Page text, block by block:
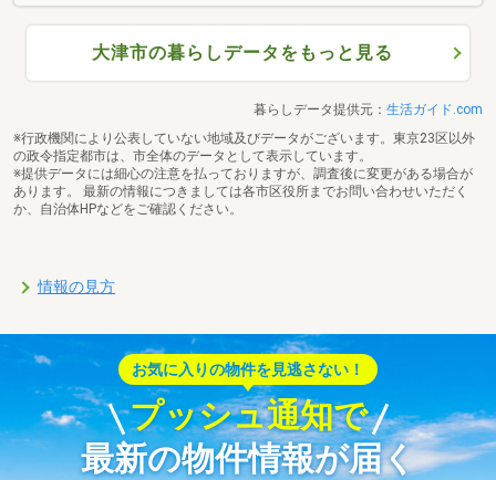
大津市の暮らしデータをもっと見る
暮らしデータ提供元： 生活ガイド.com
※行政機関により公表していない地域及びデータがございます。東京23区以外
の政令指定都市は、市全体のデータとして表示しています。
※提供データには細心の注意を払っておりますが、調査後に変更がある場合が
あります。 最新の情報につきましては各市区役所までお問い合わせいただく
か、自治体HPなどをご確認ください。
情報の見方
お気に入りの物件を見逃さない！
プッシュ通知で
最新の物件情報が届く